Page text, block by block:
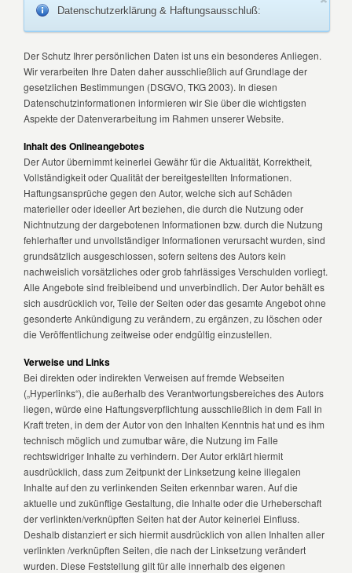
Datenschutzerklärung & Haftungsausschluß:
Der Schutz Ihrer persönlichen Daten ist uns ein besonderes Anliegen.
Wir verarbeiten Ihre Daten daher ausschließlich auf Grundlage der
gesetzlichen Bestimmungen (DSGVO, TKG 2003). In diesen
Datenschutzinformationen informieren wir Sie über die wichtigsten
Aspekte der Datenverarbeitung im Rahmen unserer Website.
Inhalt des Onlineangebotes
Der Autor übernimmt keinerlei Gewähr für die Aktualität, Korrektheit,
Vollständigkeit oder Qualität der bereitgestellten Informationen.
Haftungsansprüche gegen den Autor, welche sich auf Schäden
materieller oder ideeller Art beziehen, die durch die Nutzung oder
Nichtnutzung der dargebotenen Informationen bzw. durch die Nutzung
fehlerhafter und unvollständiger Informationen verursacht wurden, sind
grundsätzlich ausgeschlossen, sofern seitens des Autors kein
nachweislich vorsätzliches oder grob fahrlässiges Verschulden vorliegt.
Alle Angebote sind freibleibend und unverbindlich. Der Autor behält es
sich ausdrücklich vor, Teile der Seiten oder das gesamte Angebot ohne
gesonderte Ankündigung zu verändern, zu ergänzen, zu löschen oder
die Veröffentlichung zeitweise oder endgültig einzustellen.
Verweise und Links
Bei direkten oder indirekten Verweisen auf fremde Webseiten
(„Hyperlinks“), die außerhalb des Verantwortungsbereiches des Autors
liegen, würde eine Haftungsverpflichtung ausschließlich in dem Fall in
Kraft treten, in dem der Autor von den Inhalten Kenntnis hat und es ihm
technisch möglich und zumutbar wäre, die Nutzung im Falle
rechtswidriger Inhalte zu verhindern. Der Autor erklärt hiermit
ausdrücklich, dass zum Zeitpunkt der Linksetzung keine illegalen
Inhalte auf den zu verlinkenden Seiten erkennbar waren. Auf die
aktuelle und zukünftige Gestaltung, die Inhalte oder die Urheberschaft
der verlinkten/verknüpften Seiten hat der Autor keinerlei Einfluss.
Deshalb distanziert er sich hiermit ausdrücklich von allen Inhalten aller
verlinkten /verknüpften Seiten, die nach der Linksetzung verändert
wurden. Diese Feststellung gilt für alle innerhalb des eigenen